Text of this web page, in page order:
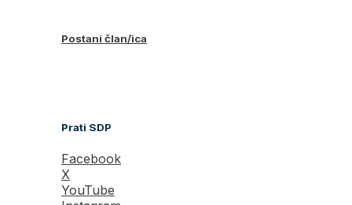
Postani član/ica
Prati SDP
Facebook
X
YouTube